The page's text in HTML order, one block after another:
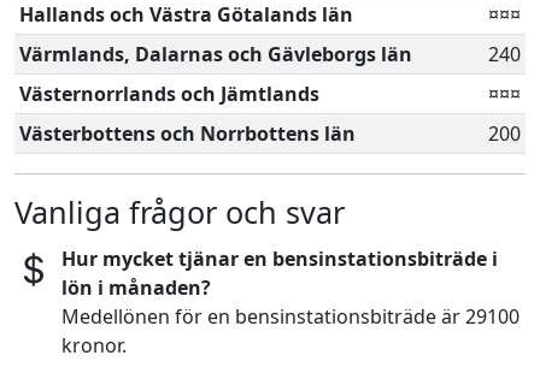
Hallands och Västra Götalands län
¤¤¤
Värmlands, Dalarnas och Gävleborgs län
240
Västernorrlands och Jämtlands
¤¤¤
Västerbottens och Norrbottens län
200
Vanliga frågor och svar
Hur mycket tjänar en bensinstationsbiträde i
lön i månaden?
Medellönen för en bensinstationsbiträde är 29100
kronor.